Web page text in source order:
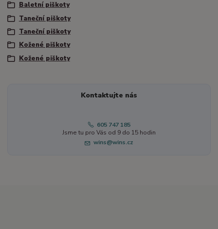
Baletní piškoty
Taneční piškoty
Taneční piškoty
Kožené piškoty
Kožené piškoty
Kontaktujte nás
605 747 185
Jsme tu pro Vás od 9 do 15 hodin
wins@wins.cz